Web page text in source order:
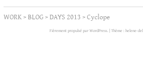
WORK>BLOG>DAYS 2013 >Cyclope
Fièrement propulsé par WordPress. Thème : helene-